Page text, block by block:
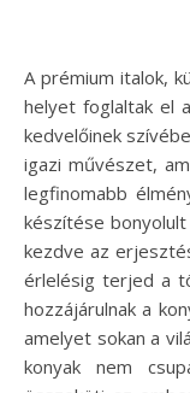
A prémium italok, különösen a konyak, mindig is különleges
helyet foglaltak el
kedvelőinek
igazi művészet,
legfinomabb
készítése
kezdve az
érlelésig terjed a
hozzájárulnak a
amelyet sokan a
konyak nem